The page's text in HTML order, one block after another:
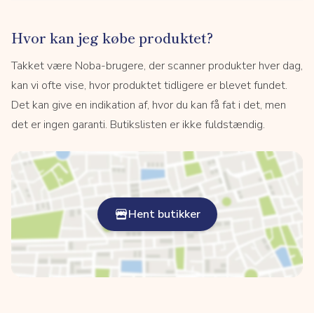
Hvor kan jeg købe produktet?
Takket være Noba-brugere, der scanner produkter hver dag,
kan vi ofte vise, hvor produktet tidligere er blevet fundet.
Det kan give en indikation af, hvor du kan få fat i det, men
det er ingen garanti. Butikslisten er ikke fuldstændig.
Hent butikker